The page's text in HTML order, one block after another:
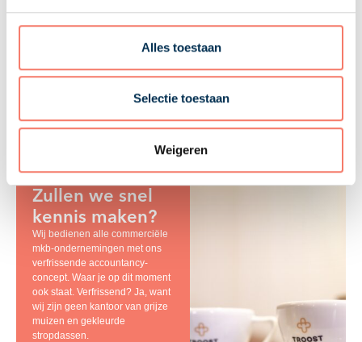
Alles toestaan
Selectie toestaan
Weigeren
28-05-2026
Zullen we snel
kennis maken?
Wij bedienen alle commerciële
mkb-ondernemingen met ons
verfrissende accountancy-
concept. Waar je op dit moment
ook staat. Verfrissend? Ja, want
wij zijn geen kantoor van grijze
muizen en gekleurde
stropdassen.